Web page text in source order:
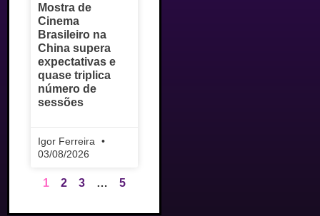
Mostra de
Cinema
Brasileiro na
China supera
expectativas e
quase triplica
número de
sessões
Igor Ferreira
03/08/2026
1 2 3 … 5